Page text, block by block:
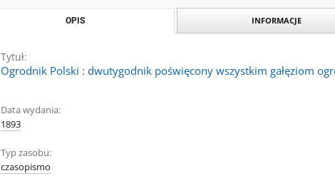
OPIS INFORMACJE
Tytuł:
Ogrodnik Polski : dwutygodnik poświęcony wszystkim gałęziom
Data wydania:
1893
Typ zasobu:
czasopismo